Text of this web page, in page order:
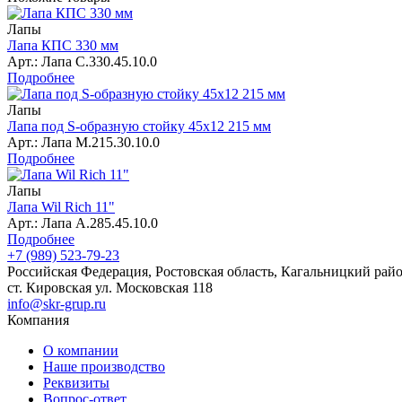
Лапы
Лапа КПС 330 мм
Арт.: Лапа С.330.45.10.0
Подробнее
Лапы
Лапа под S-образную стойку 45х12 215 мм
Арт.: Лапа М.215.30.10.0
Подробнее
Лапы
Лапа Wil Rich 11"
Арт.: Лапа А.285.45.10.0
Подробнее
+7 (989) 523-79-23
Российская Федерация, Ростовская область, Кагальницкий
ст. Кировская ул. Московская 118
info@skr-grup.ru
Компания
О компании
Наше производство
Реквизиты
Вопрос-ответ